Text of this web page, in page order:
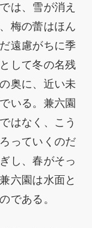
は、雪が消え
梅の蕾はほん
遠慮がちに季
して冬の名残
奥に、近い未
いる。兼六園
はなく、こう
っていくのだ
し、春がそっ
六園は水面と
である。